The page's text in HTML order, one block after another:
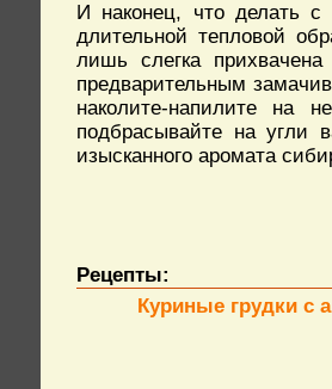
И наконец, что делать
длительной тепловой
лишь слегка
предварительным
наколите-напилите на
подбрасывайте на угли
изысканного аромата
Рецепты:
Куриные грудки с